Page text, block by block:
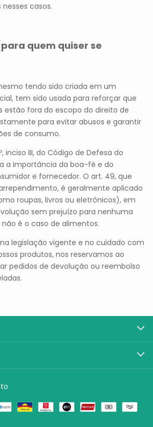
casos.
quem quiser se
tendo sido criada em um
tem sido usada para reforçar que
estão fora do escopo do direito de
para evitar abusos e garantir
de consumo.
inciso III, do Código de Defesa do
a importância da boa-fé e do
e fornecedor. O art. 49, que
é geralmente aplicado
roupas, livros ou eletrônicos), em
sem prejuízo para nenhuma
é o caso de alimentos.
legislação vigente e no cuidado com
produtos, nos reservamos ao
pedidos de devolução ou reembolso